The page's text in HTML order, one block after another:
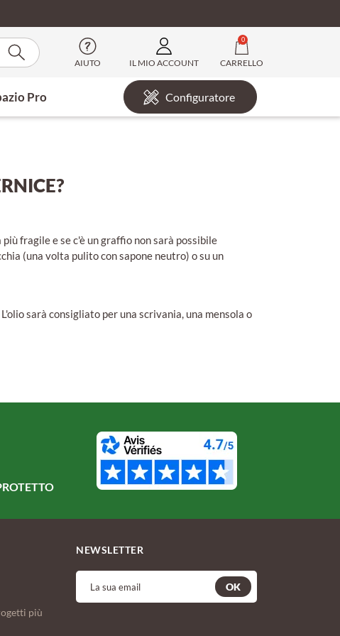
AIUTO IL MIO ACCOUNT
0
CARRELLO
Pro Configuratore
fragile e se c'è un graffio non sarà possibile
(una volta pulito con sapone neutro) o su un
sarà consigliato per una scrivania, una mensola o
più
NEWSLETTER
OK